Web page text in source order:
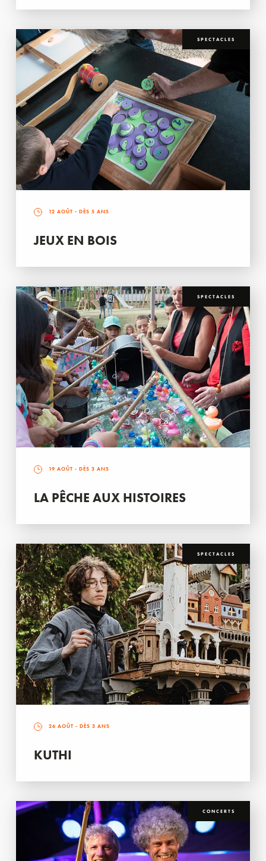
SPECTACLES
12 AOÛT - DÈS 5 ANS
JEUX EN BOIS
SPECTACLES
19 AOÛT - DÈS 3 ANS
LA PÊCHE AUX HISTOIRES
SPECTACLES
26 AOÛT - DÈS 3 ANS
KUTHI
CONCERTS